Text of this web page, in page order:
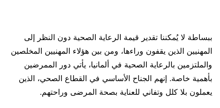
ببساطة لا يُمكننا تقدير قيمة الرعاية الصحية دون النظر إلى
المهنيين الذين يقفون وراءها، ومن بين هؤلاء المهنيين المخلصين
والملتزمين بالرعاية الصحية في ألمانيا، يأتي دور الممرضين
بأهمية خاصة. إنهم الجناح الأساسي في القطاع الصحي، الذين
يعملون بلا كلل وتفاني للعناية بصحة المرضى وراحتهم.